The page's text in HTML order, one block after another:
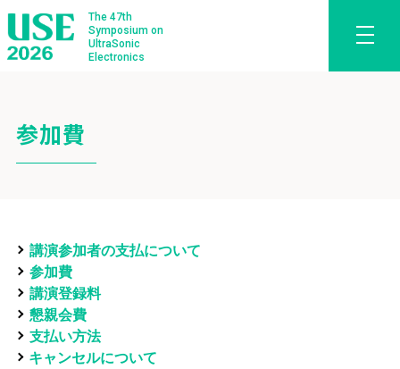
The 47th
Symposium on
UltraSonic
Electronics
参加費
講演参加者の支払について
参加費
講演登録料
懇親会費
支払い方法
キャンセルについて